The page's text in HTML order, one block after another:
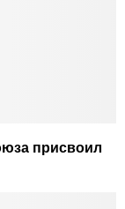
присвоил